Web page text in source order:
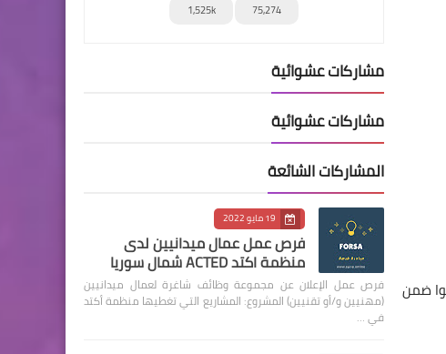
ضمن
75,274
1,525k
مشاركات عشوائية
مشاركات عشوائية
المشاركات الشائعة
19 مايو 2022
فرص عمل عمال ميدانيين لدى
منظمة اكتد ACTED شمال سوريا
فرص عمل الإعلان عن مجموعة وظائف شاغرة لعمال ميدانيين
(مهنيين و/أو تقنيين) المشروع: المشاريع التي تغطيها منظمة أكتد
في …